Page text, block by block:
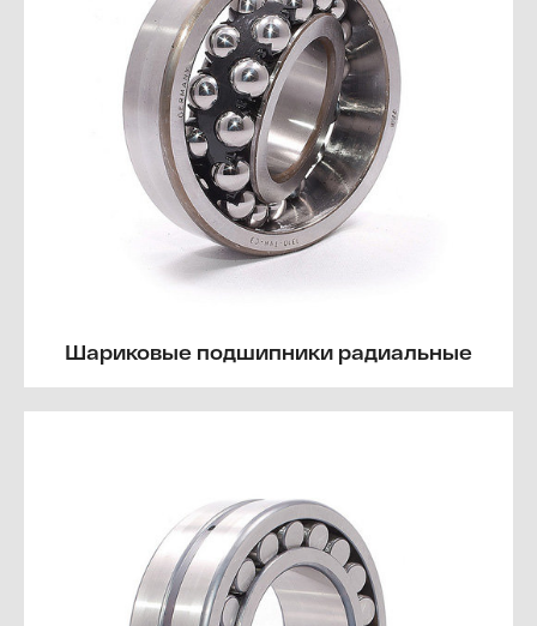
Шариковые подшипники радиальные